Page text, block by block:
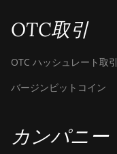
OTC取引
OTC ハッシュレート取引
バージンビットコイン
カンパニー